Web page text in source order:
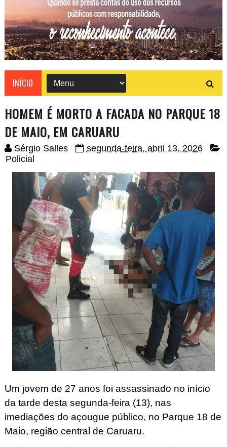
INÍCIO
HOMEM É MORTO A FACADA NO PARQUE 18
DE MAIO, EM CARUARU
Sérgio Salles
segunda-feira, abril 13, 2026
Policial
Um jovem de 27 anos foi assassinado no início
da tarde desta segunda-feira (13), nas
imediações do açougue público, no Parque 18 de
Maio, região central de Caruaru.